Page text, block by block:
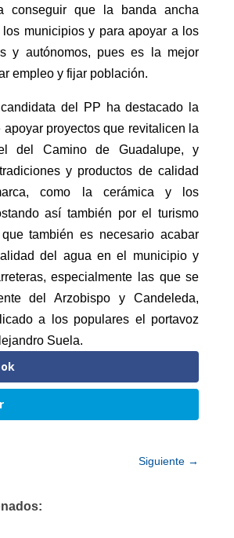
conseguir que la banda ancha
los municipios y para apoyar a los
y autónomos, pues es la mejor
empleo y fijar población.
del PP ha destacado la
apoyar proyectos que revitalicen la
del Camino de Guadalupe, y
y productos de calidad
como la cerámica y los
así también por el turismo
también es necesario acabar
del agua en el municipio y
especialmente las que se
del Arzobispo y Candeleda,
a los populares el portavoz
Suela.
Siguiente →